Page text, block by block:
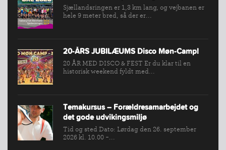
Sjællandsringen er 1,3 km lang, og vejbanen er
hele 9 meter bred, så der er...
20-ÅRS JUBILÆUMS Disco Møn-Camp!
20 ÅR MED DISCO & FEST Er du klar til en
historisk weekend fyldt med...
Temakursus – Forældresamarbejdet og
det gode udvikingsmiljø
Tid og sted Dato: Lørdag den 26. september
2026 kl. 10.00 -...